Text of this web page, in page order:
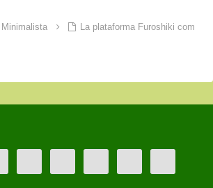
La plataforma Furoshiki com